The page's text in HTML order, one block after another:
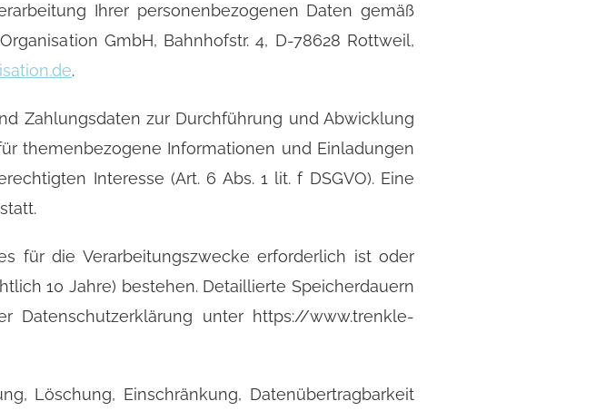
Ihrer personenbezogenen Daten gemäß
GmbH, Bahnhofstr. 4, D-78628 Rottweil,
.
Zahlungsdaten zur Durchführung und Abwicklung
themenbezogene Informationen und Einladungen
Interesse (Art. 6 Abs. 1 lit. f DSGVO). Eine
für die Verarbeitungszwecke erforderlich ist oder
10 Jahre) bestehen. Detaillierte Speicherdauern
Datenschutzerklärung unter https://www.trenkle-
Löschung, Einschränkung, Datenübertragbarkeit